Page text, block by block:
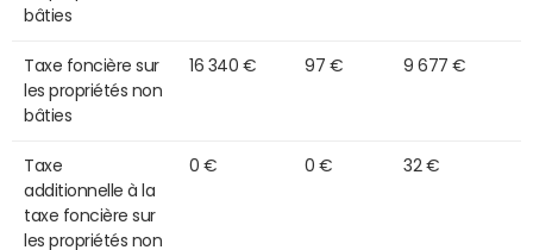
bâties
Taxe foncière sur
les propriétés non
bâties
16 340 € 97 € 9 677 €
Taxe
additionnelle à la
taxe foncière sur
les propriétés non
0 € 0 € 32 €